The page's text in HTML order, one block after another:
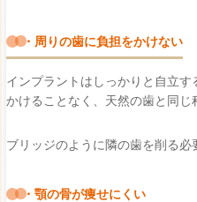
・周りの歯に負担をかけない
インプラントはしっかりと自立
かけることなく、天然の歯と同じ
ブリッジのように隣の歯を削る必
・顎の骨が痩せにくい